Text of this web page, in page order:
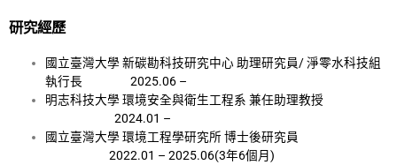
研究經歷
國立臺灣大學 新碳勘科技研究中心 助理研究員/ 淨零水科技組
執行長 2025.06 –
明志科技大學 環境安全與衛生工程系 兼任助理教授
2024.01 –
國立臺灣大學 環境工程學研究所 博士後研究員
2022.01 – 2025.06(3年6個月)